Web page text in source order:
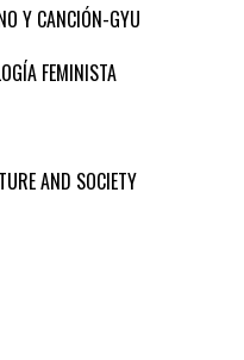
Y CANCIÓN-GYU
FEMINISTA
AND SOCIETY